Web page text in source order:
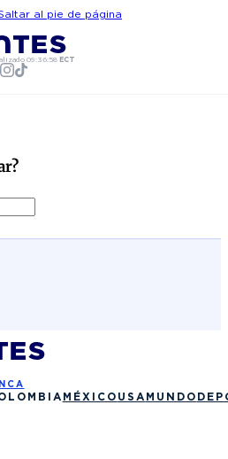
al pie de página
09:36:58 ECT
MÉXICO USA MUNDO